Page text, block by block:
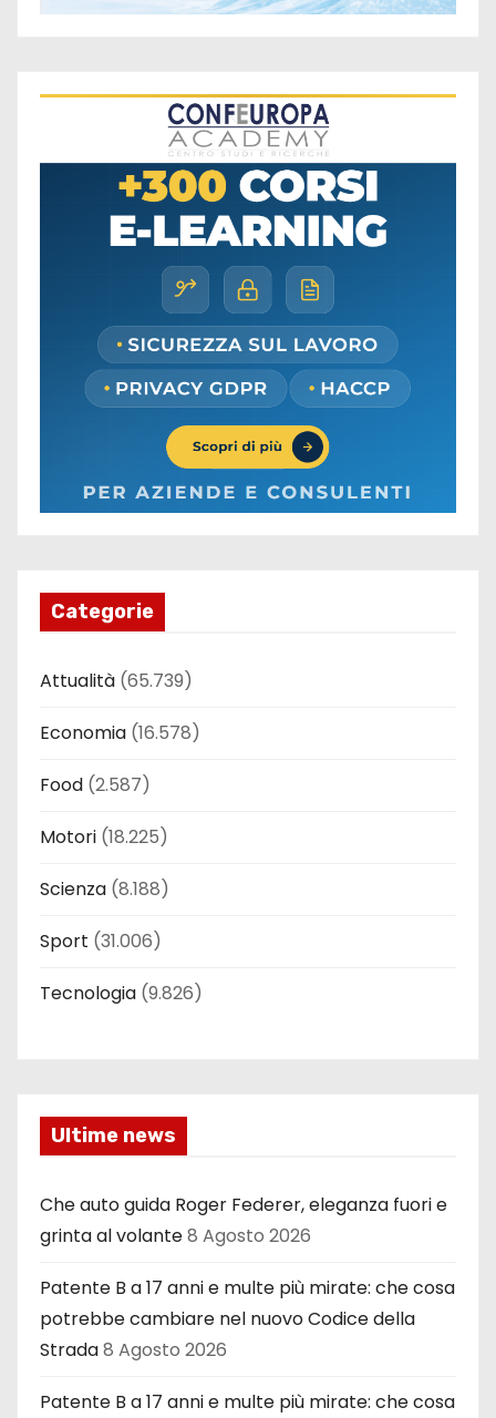
Categorie
Attualità (65.739)
Economia (16.578)
Food (2.587)
Motori (18.225)
Scienza (8.188)
Sport (31.006)
Tecnologia (9.826)
Ultime news
Che auto guida Roger Federer, eleganza fuori e
grinta al volante8 Agosto 2026
Patente B a 17 anni e multe più mirate: che cosa
potrebbe cambiare nel nuovo Codice della
Strada8 Agosto 2026
Patente B a 17 anni e multe più mirate: che cosa